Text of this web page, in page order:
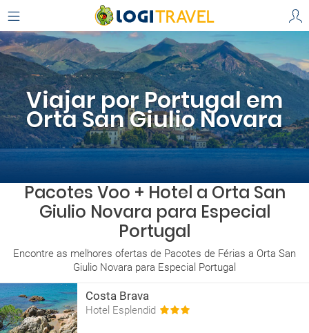
Viajar por Portugal em
Orta San Giulio Novara
Pacotes Voo + Hotel a Orta San
Giulio Novara para Especial
Portugal
Encontre as melhores ofertas de Pacotes de Férias a Orta San
Giulio Novara para Especial Portugal
Costa Brava
Hotel Esplendid